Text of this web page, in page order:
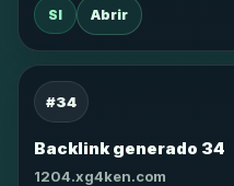
SI Abrir
#34
Backlink generado 34
1204.xg4ken.com